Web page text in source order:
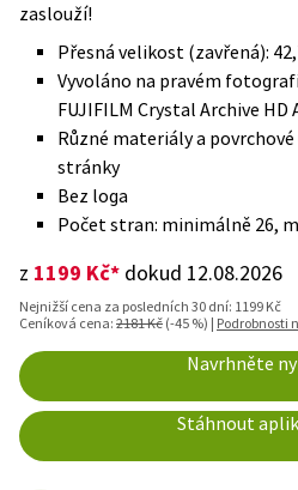
zaslouží!
Přesná velikost (zavřená):
Vyvoláno na pravém
FUJIFILM Crystal Archive HD
Různé materiály a
stránky
Bez loga
Počet stran: minimálně 26,
z 1199 Kč* dokud 12.08.2026
Nejnižší cena za posledních 30 dní: 1199 Kč
Ceníková cena:2181 Kč(-45 %) | Podrobnosti
Navrhněte
Stáhnout